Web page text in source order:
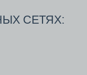
СЕТЯХ: